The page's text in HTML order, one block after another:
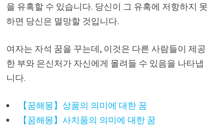
을 유혹할 수 있습니다. 당신이 그 유혹에 저항하지 못
하면 당신은 멸망할 것입니다.
여자는 자석 꿈을 꾸는데, 이것은 다른 사람들이 제공
한 부와 은신처가 자신에게 몰려들 수 있음을 나타냅
니다.
【꿈해몽】상품의 의미에 대한 꿈
【꿈해몽】사치품의 의미에 대한 꿈